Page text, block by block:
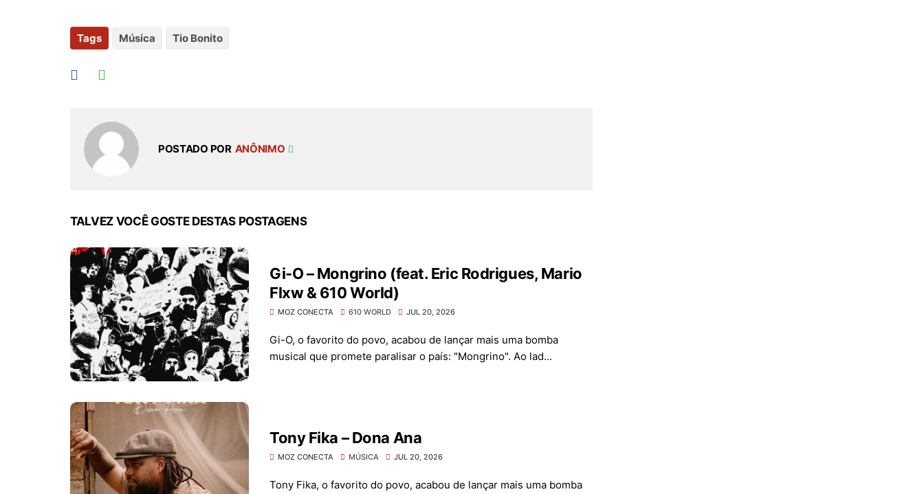
Tags Música Tio Bonito
POSTADO POR ANÔNIMO
TALVEZ VOCÊ GOSTE DESTAS POSTAGENS
Gi-O – Mongrino (feat. Eric Rodrigues, Mario
Flxw & 610 World)
MOZ CONECTA 610 WORLD JUL 20, 2026
Gi-O, o favorito do povo, acabou de lançar mais uma bomba
musical que promete paralisar o país: "Mongrino". Ao lad...
Tony Fika – Dona Ana
MOZ CONECTA MÚSICA JUL 20, 2026
Tony Fika, o favorito do povo, acabou de lançar mais uma bomba